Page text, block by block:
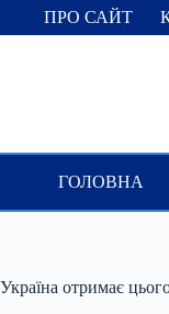
ПерейтиПРО САЙТ
ГОЛОВНА
Україна отримає